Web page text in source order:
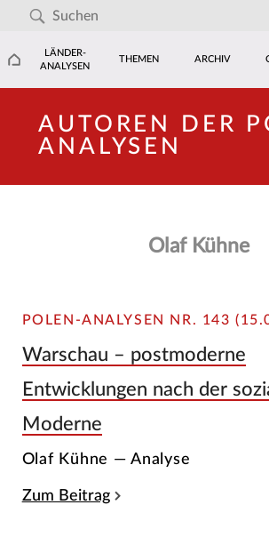
LÄNDER-
ANALYSEN
THEMEN ARCHIV
AUTOREN DER
ANALYSEN
Olaf Kühne
POLEN-ANALYSEN NR. 143
Warschau – postmoderne
Entwicklungen nach der
Moderne
Olaf Kühne — Analyse
Zum Beitrag